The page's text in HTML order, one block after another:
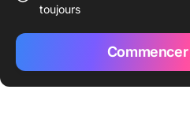
toujours
Commencer